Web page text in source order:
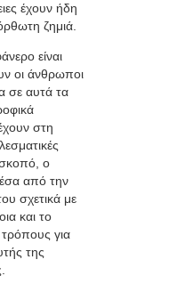
έχουν ήδη
ζημιά.
είναι
οι άνθρωποι
σε αυτά τα
στη
σκοπό, ο
από την
σχετικά με
και το
για
της